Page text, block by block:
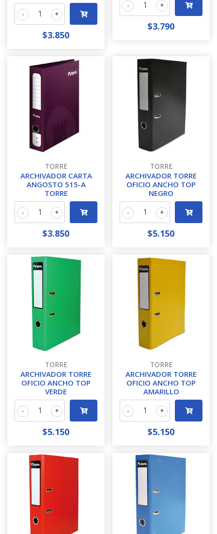
+
-
$3.850
+
-
$3.790
TORRE
ARCHIVADOR CARTA
ANGOSTO 515-A
TORRE
+
-
$3.850
TORRE
ARCHIVADOR TORRE
OFICIO ANCHO TOP
NEGRO
+
-
$5.150
TORRE
ARCHIVADOR TORRE
OFICIO ANCHO TOP
VERDE
+
-
$5.150
TORRE
ARCHIVADOR TORRE
OFICIO ANCHO TOP
AMARILLO
+
-
$5.150